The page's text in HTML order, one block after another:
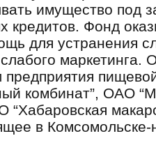
имущество под
кредитов. Фонд
для устранения
предприятия
комбинат”, ОАО
“Хабаровская
в